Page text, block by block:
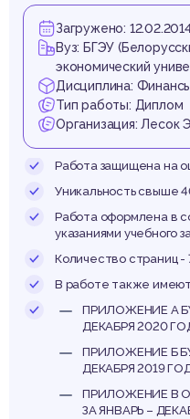
Загружено:
Вуз: БГЭУ
экономический
Дисциплина:
Тип работы: Диплом
Организация: Лесок
Работа защищена на
Уникальность свыше
Работа оформлена в
указаниями учебного
Количество страниц -
В работе также
ПРИЛОЖЕНИЕ А
ДЕКАБРЯ 2020
ПРИЛОЖЕНИЕ Б
ДЕКАБРЯ 2019
ПРИЛОЖЕНИЕ В
ЗА ЯНВАРЬ –